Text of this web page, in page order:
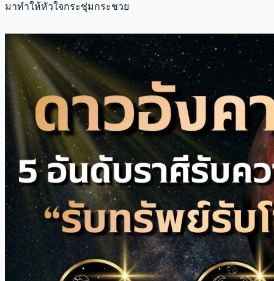
มาทำให้หัวใจกระชุ่มกระชวย